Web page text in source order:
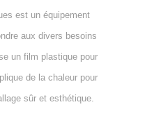
est un équipement
aux divers besoins
un film plastique pour
de la chaleur pour
sûr et esthétique.